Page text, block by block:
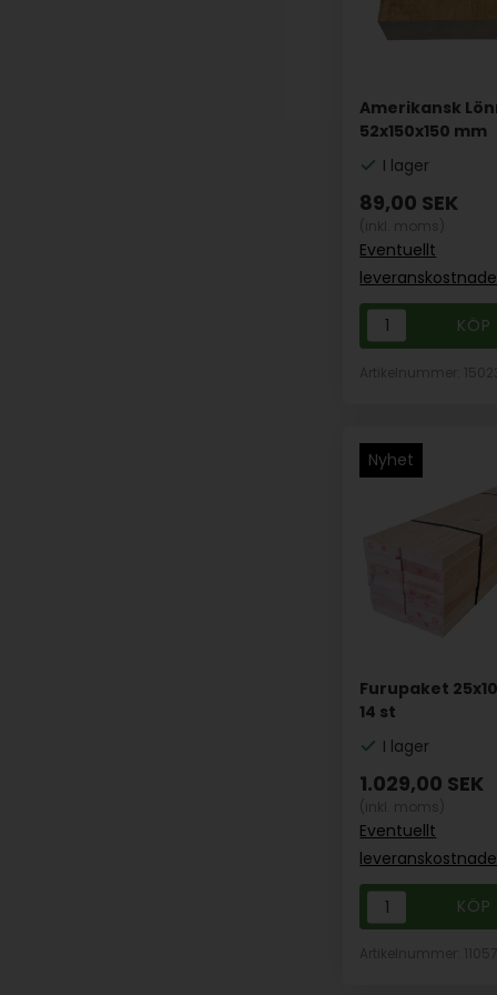
Amerikansk
52x150x150 mm
I lager
89,00 SEK
Eventuellt
Nyhet
Furupaket
14 st
I lager
1.029,00 SEK
Eventuellt